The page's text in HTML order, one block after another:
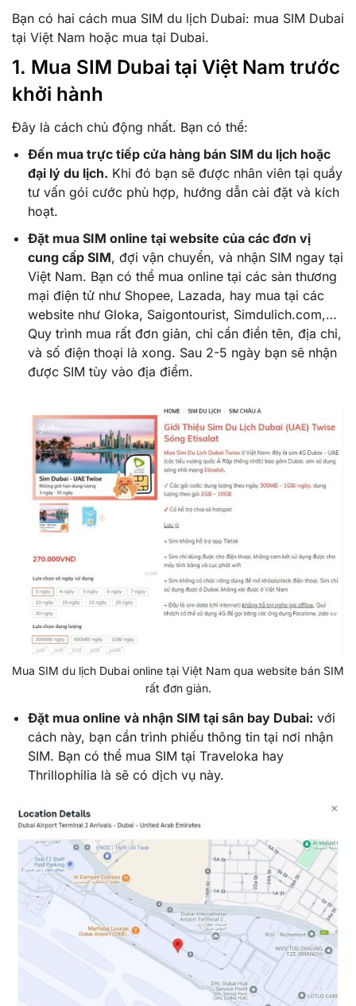
Bạn có hai cách mua SIM du lịch Dubai: mua SIM Dubai
tại Việt Nam hoặc mua tại Dubai.
1. Mua SIM Dubai tại Việt Nam trước
khởi hành
Đây là cách chủ động nhất. Bạn có thể:
Đến mua trực tiếp cửa hàng bán SIM du lịch hoặc
đại lý du lịch. Khi đó bạn sẽ được nhân viên tại quầy
tư vấn gói cước phù hợp, hướng dẫn cài đặt và kích
hoạt.
Đặt mua SIM online tại website của các đơn vị
cung cấp SIM, đợi vận chuyển, và nhận SIM ngay tại
Việt Nam. Bạn có thể mua online tại các sàn thương
mại điện tử như Shopee, Lazada, hay mua tại các
website như Gloka, Saigontourist, Simdulich.com,…
Quy trình mua rất đơn giản, chỉ cần điền tên, địa chỉ,
và số điện thoại là xong. Sau 2-5 ngày bạn sẽ nhận
được SIM tùy vào địa điểm.
Mua SIM du lịch Dubai online tại Việt Nam qua website bán SIM
rất đơn giản.
Đặt mua online và nhận SIM tại sân bay Dubai: với
cách này, bạn cần trình phiếu thông tin tại nơi nhận
SIM. Bạn có thể mua SIM tại Traveloka hay
Thrillophilia là sẽ có dịch vụ này.